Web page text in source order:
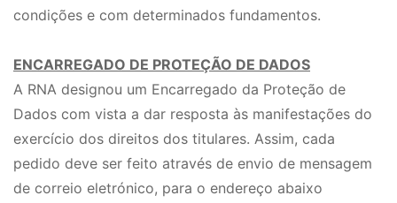
condições e com determinados fundamentos.
ENCARREGADO DE PROTEÇÃO DE DADOS
A RNA designou um Encarregado da Proteção de
Dados com vista a dar resposta às manifestações do
exercício dos direitos dos titulares. Assim, cada
pedido deve ser feito através de envio de mensagem
de correio eletrónico, para o endereço abaixo